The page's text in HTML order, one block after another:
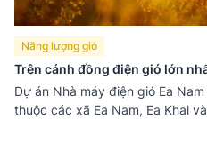
Năng lượng gió
Trên cánh đồng điện gió lớn
Dự án Nhà máy điện gió Ea
thuộc các xã Ea Nam, Ea Khal